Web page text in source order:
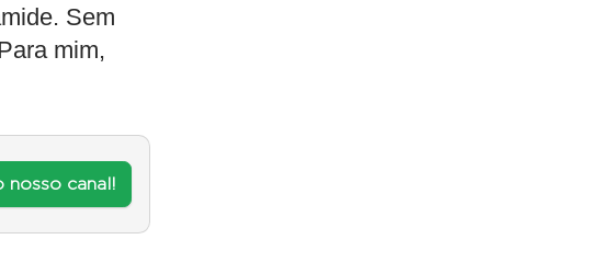
Sem
mim,
nosso canal!